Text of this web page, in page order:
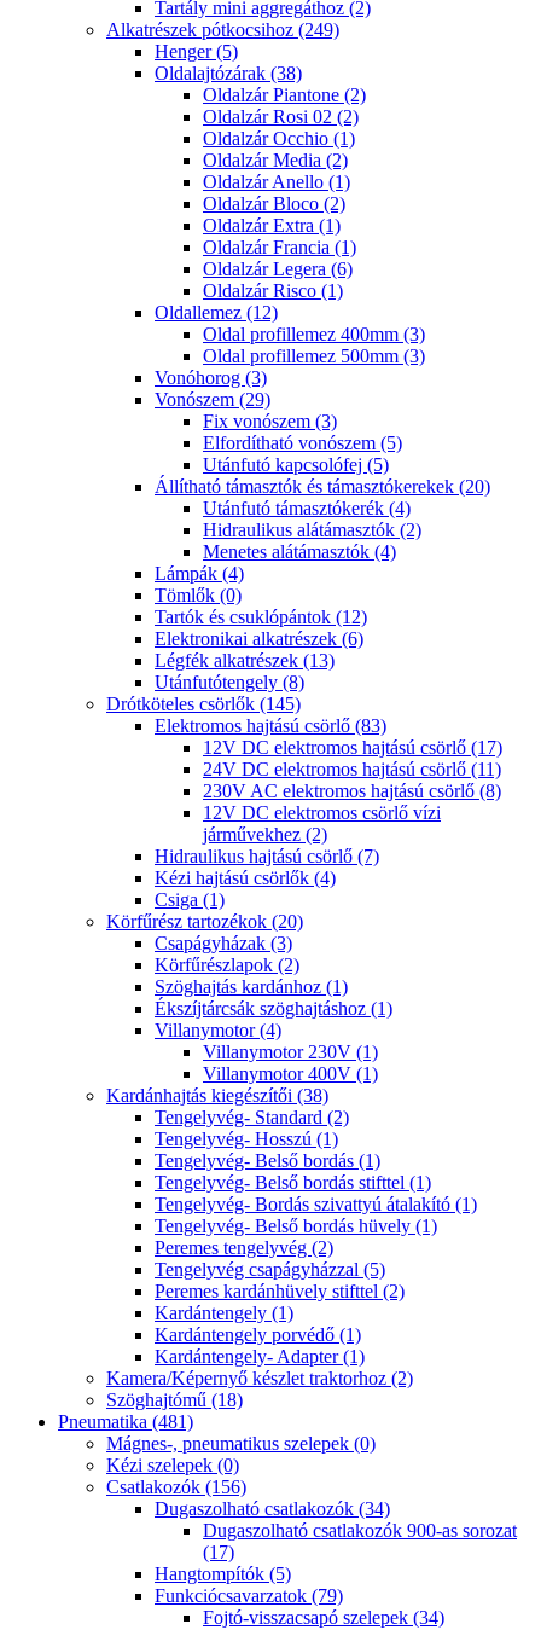
Tartály mini aggregáthoz (2)
Alkatrészek pótkocsihoz (249)
Henger (5)
Oldalajtózárak (38)
Oldalzár Piantone (2)
Oldalzár Rosi 02 (2)
Oldalzár Occhio (1)
Oldalzár Media (2)
Oldalzár Anello (1)
Oldalzár Bloco (2)
Oldalzár Extra (1)
Oldalzár Francia (1)
Oldalzár Legera (6)
Oldalzár Risco (1)
Oldallemez (12)
Oldal profillemez 400mm (3)
Oldal profillemez 500mm (3)
Vonóhorog (3)
Vonószem (29)
Fix vonószem (3)
Elfordítható vonószem (5)
Utánfutó kapcsolófej (5)
Állítható támasztók és támasztókerekek (20)
Utánfutó támasztókerék (4)
Hidraulikus alátámasztók (2)
Menetes alátámasztók (4)
Lámpák (4)
Tömlők (0)
Tartók és csuklópántok (12)
Elektronikai alkatrészek (6)
Légfék alkatrészek (13)
Utánfutótengely (8)
Drótköteles csörlők (145)
Elektromos hajtású csörlő (83)
12V DC elektromos hajtású csörlő (17)
24V DC elektromos hajtású csörlő (11)
230V AC elektromos hajtású csörlő (8)
12V DC elektromos csörlő vízi
járművekhez (2)
Hidraulikus hajtású csörlő (7)
Kézi hajtású csörlők (4)
Csiga (1)
Körfűrész tartozékok (20)
Csapágyházak (3)
Körfűrészlapok (2)
Szöghajtás kardánhoz (1)
Ékszíjtárcsák szöghajtáshoz (1)
Villanymotor (4)
Villanymotor 230V (1)
Villanymotor 400V (1)
Kardánhajtás kiegészítői (38)
Tengelyvég- Standard (2)
Tengelyvég- Hosszú (1)
Tengelyvég- Belső bordás (1)
Tengelyvég- Belső bordás stifttel (1)
Tengelyvég- Bordás szivattyú átalakító (1)
Tengelyvég- Belső bordás hüvely (1)
Peremes tengelyvég (2)
Tengelyvég csapágyházzal (5)
Peremes kardánhüvely stifttel (2)
Kardántengely (1)
Kardántengely porvédő (1)
Kardántengely- Adapter (1)
Kamera/Képernyő készlet traktorhoz (2)
Szöghajtómű (18)
Pneumatika (481)
Mágnes-, pneumatikus szelepek (0)
Kézi szelepek (0)
Csatlakozók (156)
Dugaszolható csatlakozók (34)
Dugaszolható csatlakozók 900-as sorozat
(17)
Hangtompítók (5)
Funkciócsavarzatok (79)
Fojtó-visszacsapó szelepek (34)